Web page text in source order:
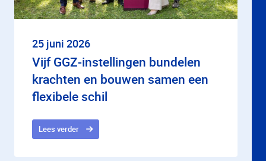
25 juni 2026
Vijf GGZ-instellingen bundelen
krachten en bouwen samen een
flexibele schil
Lees verder